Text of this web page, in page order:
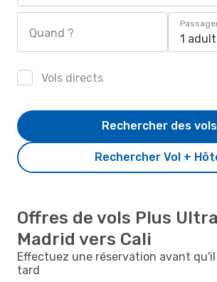
Quand ? 1
Vols directs
Rechercher Vol +
Rechercher des vols
Offres de vols Plus
Madrid vers Cali
Effectuez une réservation avant
tard